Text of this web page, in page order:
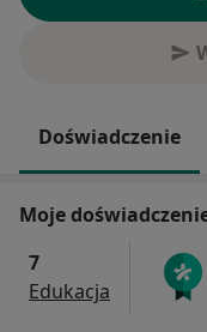
Doświadczenie
Moje
7
Edukacja